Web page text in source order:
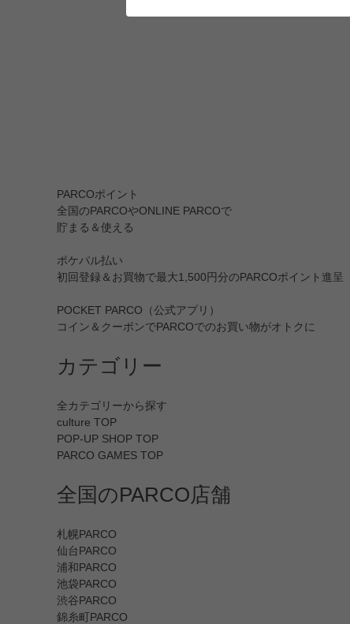
PARCOポイント
全国のPARCOやONLINE PARCOで
貯まる＆使える
ポケパル払い
初回登録＆お買物で最大1,500円分のPARCOポイント進呈
POCKET PARCO（公式アプリ）
コイン＆クーポンでPARCOでのお買い物がオトクに
カテゴリー
全カテゴリーから探す
culture TOP
POP-UP SHOP TOP
PARCO GAMES TOP
全国のPARCO店舗
札幌PARCO
仙台PARCO
浦和PARCO
池袋PARCO
渋谷PARCO
錦糸町PARCO